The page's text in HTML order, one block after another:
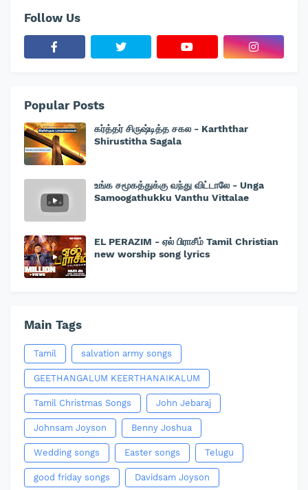
Follow Us
Popular Posts
கர்த்தர் சிருஷ்டித்த சகல - Karththar
Shirustitha Sagala
உங்க சமூகத்துக்கு வந்து விட்டாலே - Unga
Samoogathukku Vanthu Vittalae
EL PERAZIM - ஏல் பிராசீம் Tamil Christian
new worship song lyrics
Main Tags
Tamil salvation army songs
GEETHANGALUM KEERTHANAIKALUM
Tamil Christmas Songs John Jebaraj
Johnsam Joyson Benny Joshua
Wedding songs Easter songs Telugu
good friday songs Davidsam Joyson